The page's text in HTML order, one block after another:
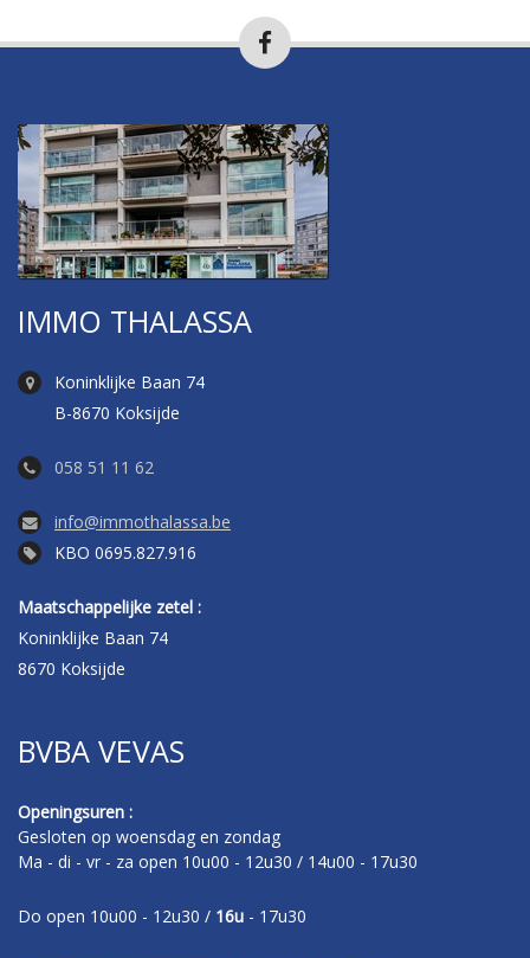
IMMO THALASSA
Koninklijke Baan 74
B-8670 Koksijde
058 51 11 62
info@immothalassa.be
KBO 0695.827.916
Maatschappelijke zetel :
Koninklijke Baan 74
8670 Koksijde
BVBA VEVAS
Openingsuren :
Gesloten op woensdag en zondag
Ma - di - vr - za open 10u00 - 12u30 / 14u00 - 17u30
Do open 10u00 - 12u30 / 16u - 17u30